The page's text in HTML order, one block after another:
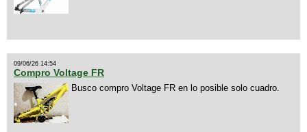
09/06/26 14:54
Compro Voltage FR
Busco compro Voltage FR en lo posible solo cuadro.